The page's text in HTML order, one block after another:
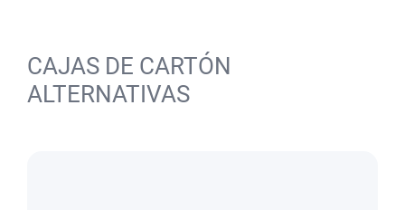
CAJAS DE CARTÓN
ALTERNATIVAS